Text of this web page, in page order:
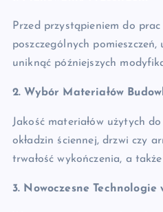
Przed przystąpieniem do
poszczególnych
uniknąć późniejszych
2. Wybór Materiałów
Jakość materiałów użytych
okładzin ściennej, drzwi czy
trwałość wykończenia, a
3. Nowoczesne Technologie